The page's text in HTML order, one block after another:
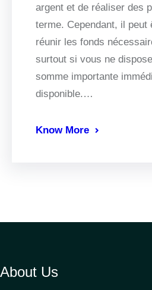
argent et de réaliser des
terme. Cependant, il peut
réunir les fonds
surtout si vous ne
somme importante
disponible.…
Know More
About Us